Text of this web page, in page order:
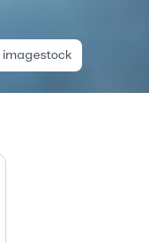
imagestock